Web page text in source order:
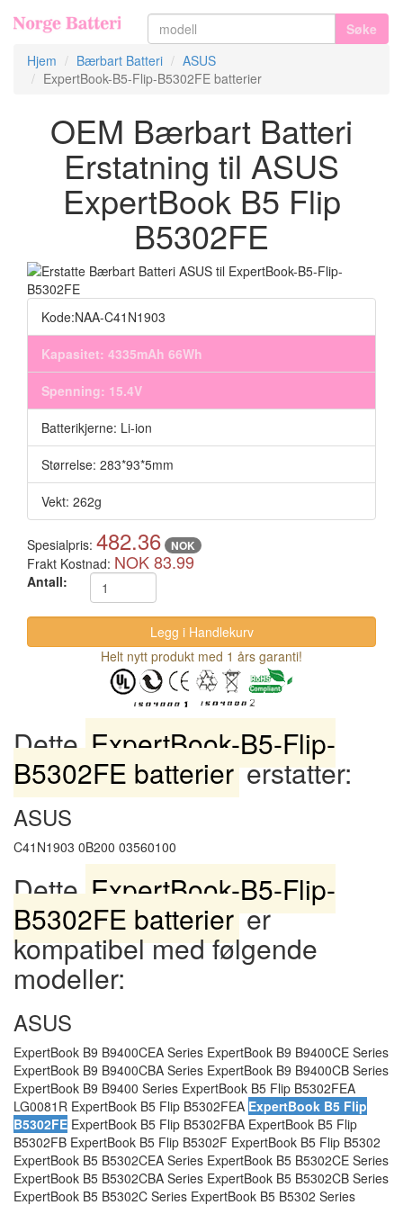
Søke
Hjem
Bærbart Batteri
ASUS
ExpertBook-B5-Flip-B5302FE batterier
OEM Bærbart Batteri
Erstatning til ASUS
ExpertBook B5 Flip
B5302FE
Kode:NAA-C41N1903
Kapasitet: 4335mAh 66Wh
Spenning: 15.4V
Batterikjerne: Li-ion
Størrelse: 283*93*5mm
Vekt: 262g
Spesialpris: 482.36 NOK
Frakt Kostnad: NOK 83.99
Antall:
Helt nytt produkt med 1 års garanti!
DetteExpertBook-B5-Flip-
B5302FE batteriererstatter:
ASUS
C41N1903 0B200 03560100
DetteExpertBook-B5-Flip-
B5302FE batterierer
kompatibel med følgende
modeller:
ASUS
ExpertBook B9 B9400CEA Series ExpertBook B9 B9400CE Series
ExpertBook B9 B9400CBA Series ExpertBook B9 B9400CB Series
ExpertBook B9 B9400 Series ExpertBook B5 Flip B5302FEA
LG0081R ExpertBook B5 Flip B5302FEA ExpertBook B5 Flip
B5302FE ExpertBook B5 Flip B5302FBA ExpertBook B5 Flip
B5302FB ExpertBook B5 Flip B5302F ExpertBook B5 Flip B5302
ExpertBook B5 B5302CEA Series ExpertBook B5 B5302CE Series
ExpertBook B5 B5302CBA Series ExpertBook B5 B5302CB Series
ExpertBook B5 B5302C Series ExpertBook B5 B5302 Series